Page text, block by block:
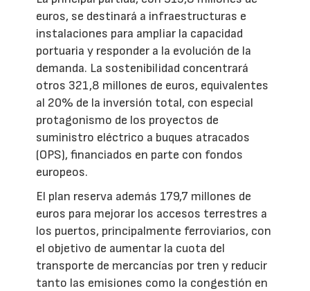
euros, se destinará a infraestructuras e
instalaciones para ampliar la capacidad
portuaria y responder a la evolución de la
demanda. La sostenibilidad concentrará
otros 321,8 millones de euros, equivalentes
al 20% de la inversión total, con especial
protagonismo de los proyectos de
suministro eléctrico a buques atracados
(OPS), financiados en parte con fondos
europeos.
El plan reserva además 179,7 millones de
euros para mejorar los accesos terrestres a
los puertos, principalmente ferroviarios, con
el objetivo de aumentar la cuota del
transporte de mercancías por tren y reducir
tanto las emisiones como la congestión en